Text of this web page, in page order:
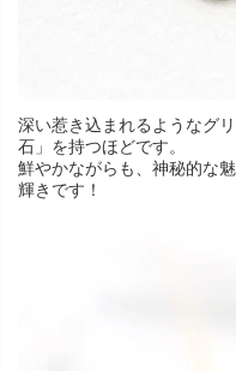
深い惹き込まれるようなグ
石」を持つほどです。
鮮やかながらも、神秘的な
輝きです！